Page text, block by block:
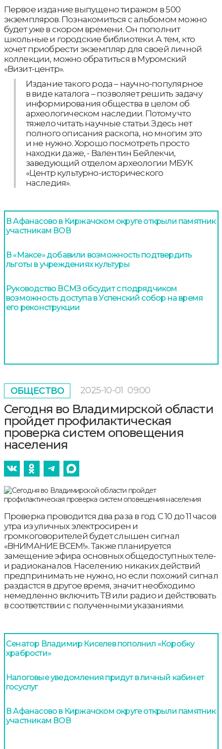
Первое издание выпущено тиражом в 500
экземпляров. Познакомиться с альбомом можно
будет уже в скором времени. Он пополнит
школьные и городские библиотеки. А тем, кто
хочет приобрести экземпляр для своей личной
коллекции, можно обратиться в Муромский
«Визит-центр».
Издание такого рода – научно-популярное
в виде каталога – позволяет решить задачу
информирования общества в целом об
археологическом наследии. Потому что
тяжело читать научные статьи. Здесь нет
полного описания раскопа, но многим это
и не нужно. Хорошо посмотреть просто
находки даже, - Валентин Бейлекчи,
заведующий отделом археологии МБУК
«Центр культурно-исторического
наследия».
В Афанасово в Киржачском округе открыли памятник
участникам ВОВ
В «Максе» добавили возможность подтвердить
льготы в учреждениях культуры
Руководство ВСМЗ обсудит с подрядчиком
возможность доступа в Успенский собор на время
его реконструкции
ОБЩЕСТВО 2025-10-01 09:00
Сегодня во Владимирской области
пройдет профилактическая
проверка систем оповещения
населения
Проверка проводится два раза в год. С 10 до 11 часов
утра из уличных электросирен и
громкоговорителей будет слышен сигнал
«ВНИМАНИЕ ВСЕМ!». Также планируется
замещение эфира основных общедоступных теле-
и радиоканалов. Населению никаких действий
предпринимать не нужно, но если похожий сигнал
раздастся в другое время, значит необходимо
немедленно включить ТВ или радио и действовать
в соответствии с полученными указаниями.
Сенатор Владимир Киселев пополнил «Коробку
храбрости»
Налоговые уведомления придут в личный кабинет
госуслуг
В Афанасово в Киржачском округе открыли памятник
участникам ВОВ